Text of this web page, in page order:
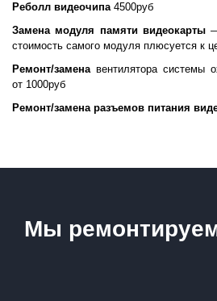
Реболл видеочипа4500руб
Замена модуля памяти видеокарты—
стоимость самого модуля плюсуется к
Ремонт/заменавентилятора системы
от 1000руб
Ремонт/замена разъемов питания
Мы